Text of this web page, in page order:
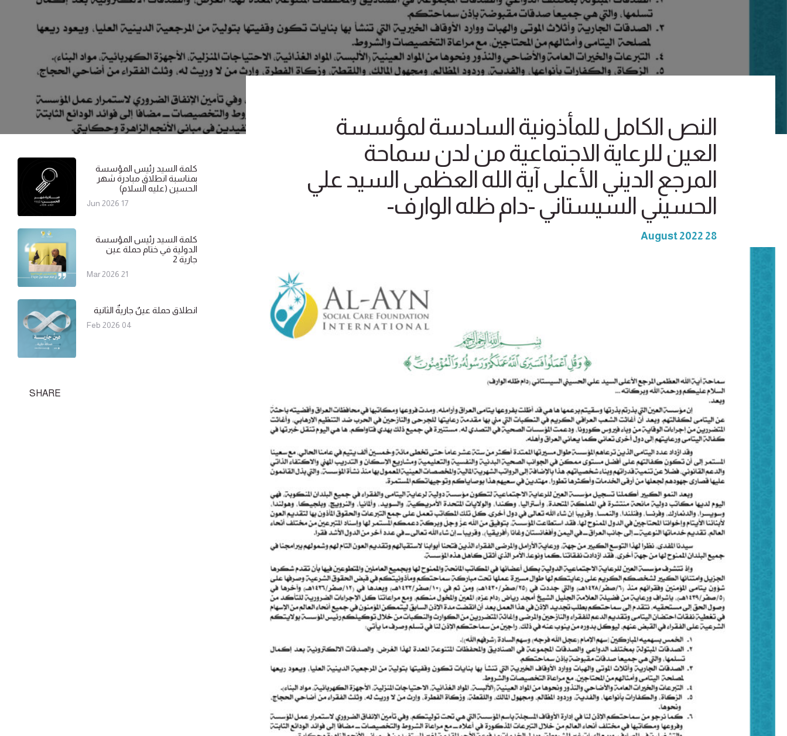
النص الكامل للمأذونية السادسة لمؤسسة
العين للرعاية الاجتماعية من لدن سماحة
المرجع الديني الأعلى آية الله العظمى السيد علي
الحسيني السيستاني -دام ظله الوارف-
28 August 2022
كلمة السيد رئيس المؤسسة
بمناسبة انطلاق مبادرة شهر
الحسين (عليه السلام)
17 Jun 2026
كلمة السيد رئيس المؤسسة
الدولية في ختام حملة عين
جارية 2
21 Mar 2026
انطلاق حملة عينٌ جاريةٌ الثانية
04 Feb 2026
SHARE